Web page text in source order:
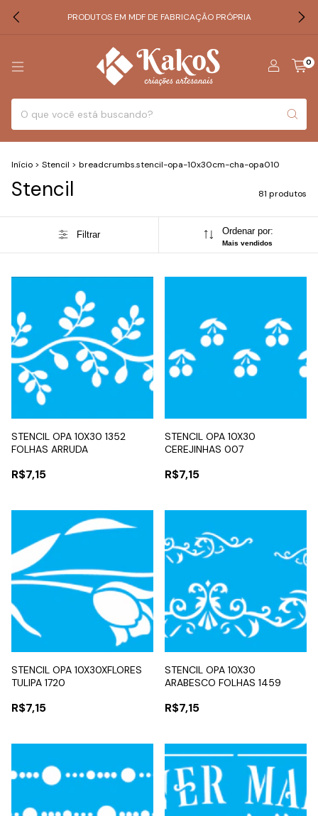
PRODUTOS EM MDF DE FABRICAÇÃO PRÓPRIA
0
Início > Stencil > breadcrumbs.stencil-opa-10x30cm-cha-opa010
Stencil 81 produtos
Filtrar Ordenar por:
Mais vendidos
STENCIL OPA 10X30 1352
FOLHAS ARRUDA
R$7,15
STENCIL OPA 10X30
CEREJINHAS 007
R$7,15
STENCIL OPA 10X30XFLORES
TULIPA 1720
R$7,15
STENCIL OPA 10X30
ARABESCO FOLHAS 1459
R$7,15